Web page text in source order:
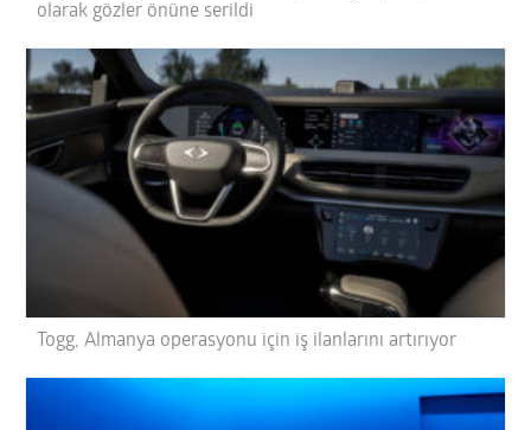
olarak gözler önüne serildi
Togg, Almanya operasyonu için iş ilanlarını artırıyor